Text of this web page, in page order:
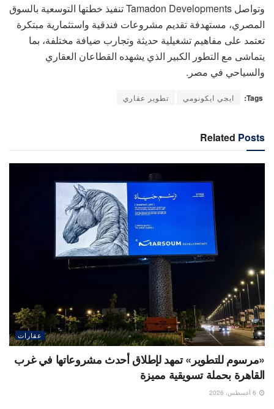
وتواصل Tamadon Developments تنفيذ خطتها التوسعية بالسوق
المصري، مستهدفة تقديم مشروعات فندقية واستثمارية مبتكرة
تعتمد على مفاهيم تشغيلية حديثة وتجارب ضيافة مختلفة، بما
يتماشى مع التطور الكبير الذي يشهده القطاعان العقاري
والسياحي في مصر.
Tags: ايجي ايكونومي تطوير عقاري
Related Posts
عقارات
«مرسوم للتطوير» تمهد لإطلاق أحدث مشروعاتها في غرب
القاهرة بحملة تسويقية مميزة